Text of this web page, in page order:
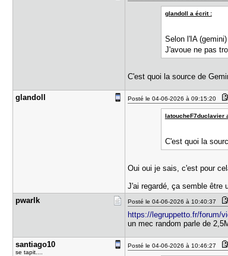
glandoll a écrit :
Selon l'IA
J'avoue ne pas
C'est quoi la source de
glandoll Posté le 04-06-2026 à 09:15:20
latoucheF7duclavier
C'est quoi la
Oui oui je sais, c'est pour
J'ai regardé, ça semble être
pwarlk
Posté le 04-06-2026 à 10:40:37
https://legruppetto.fr/forum/
un mec random parle de
santiago10
se tapit....
Posté le 04-06-2026 à 10:46:27